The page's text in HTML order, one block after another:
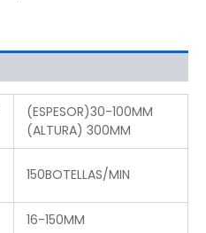
(ESPESOR)30-100MM
(ALTURA) 300MM
150BOTELLAS/MIN
16-150MM